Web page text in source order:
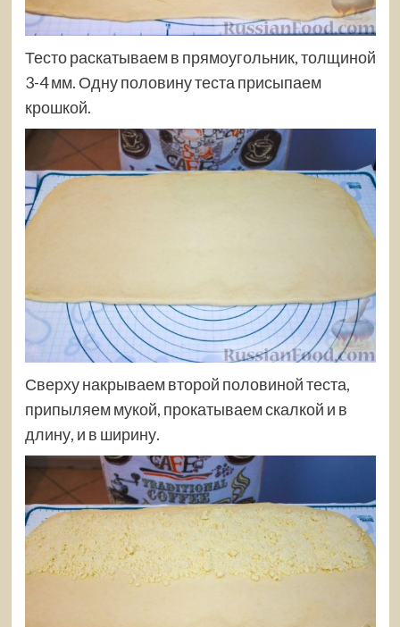
Тесто раскатываем в прямоугольник, толщиной
3-4 мм. Одну половину теста присыпаем
крошкой.
Сверху накрываем второй половиной теста,
припыляем мукой, прокатываем скалкой и в
длину, и в ширину.